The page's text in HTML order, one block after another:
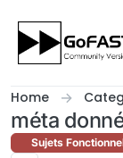
Home
méta
Sujets